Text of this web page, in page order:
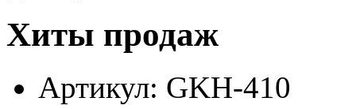
Хиты продаж
Артикул: GKH-410